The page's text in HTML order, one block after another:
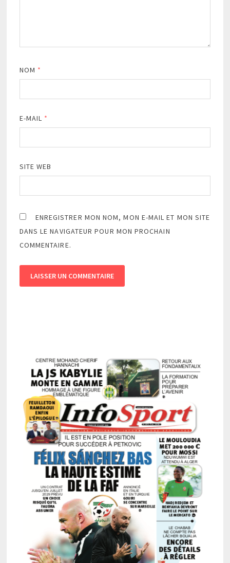
NOM *
E-MAIL *
SITE WEB
ENREGISTRER MON NOM, MON E-MAIL ET MON SITE
DANS LE NAVIGATEUR POUR MON PROCHAIN
COMMENTAIRE.